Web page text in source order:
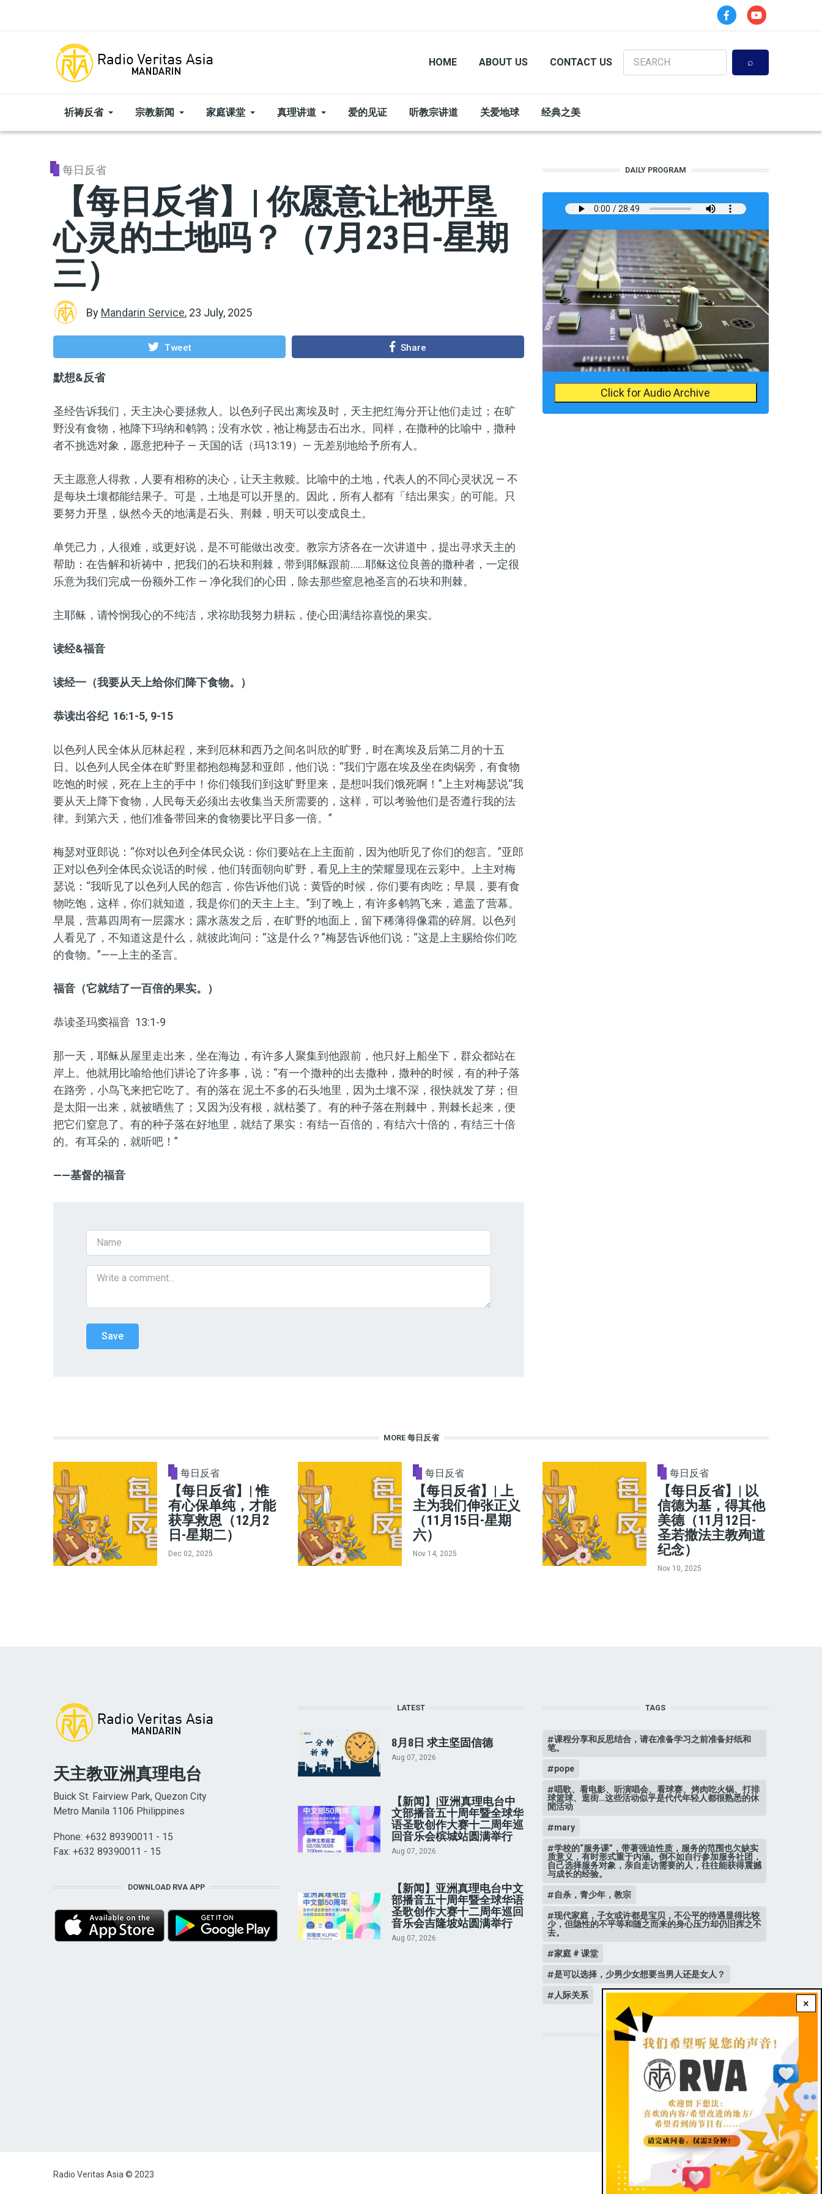
HOME ABOUT US CONTACT US
Search
祈祷反省 宗教新闻 家庭课堂 真理讲道 爱的见证 听教宗讲道 关爱地球 经典之美
每日反省
【每日反省】| 你愿意让祂开垦
心灵的土地吗？（7月23日-星期
三）
By Mandarin Service, 23 July, 2025
Tweet Share
默想&反省
圣经告诉我们，天主决心要拯救人。以色列子民出离埃及时，天主把红海分开让他们走过；在旷
野没有食物，祂降下玛纳和鹌鹑；没有水饮，祂让梅瑟击石出水。同样，在撒种的比喻中，撒种
者不挑选对象，愿意把种子 — 天国的话（玛13:19）— 无差别地给予所有人。
天主愿意人得救，人要有相称的决心，让天主救赎。比喻中的土地，代表人的不同心灵状况 — 不
是每块土壤都能结果子。可是，土地是可以开垦的。因此，所有人都有「结出果实」的可能。只
要努力开垦，纵然今天的地满是石头、荆棘，明天可以变成良土。
单凭己力，人很难，或更好说，是不可能做出改变。教宗方济各在一次讲道中，提出寻求天主的
帮助：在告解和祈祷中，把我们的石块和荆棘，带到耶稣跟前……耶稣这位良善的撒种者，一定很
乐意为我们完成一份额外工作 — 净化我们的心田，除去那些窒息祂圣言的石块和荆棘。
主耶稣，请怜悯我心的不纯洁，求祢助我努力耕耘，使心田满结祢喜悦的果实。
读经&福音
读经一（我要从天上给你们降下食物。）
恭读出谷纪 16:1-5, 9-15
以色列人民全体从厄林起程，来到厄林和西乃之间名叫欣的旷野，时在离埃及后第二月的十五
日。以色列人民全体在旷野里都抱怨梅瑟和亚郎，他们说：“我们宁愿在埃及坐在肉锅旁，有食物
吃饱的时候，死在上主的手中！你们领我们到这旷野里来，是想叫我们饿死啊！”上主对梅瑟说“我
要从天上降下食物，人民每天必须出去收集当天所需要的，这样，可以考验他们是否遵行我的法
律。到第六天，他们准备带回来的食物要比平日多一倍。”
梅瑟对亚郎说：“你对以色列全体民众说：你们要站在上主面前，因为他听见了你们的怨言。”亚郎
正对以色列全体民众说话的时候，他们转面朝向旷野，看见上主的荣耀显现在云彩中。上主对梅
瑟说：“我听见了以色列人民的怨言，你告诉他们说：黄昏的时候，你们要有肉吃；早晨，要有食
物吃饱，这样，你们就知道，我是你们的天主上主。”到了晚上，有许多鹌鹑飞来，遮盖了营幕。
早晨，营幕四周有一层露水；露水蒸发之后，在旷野的地面上，留下稀薄得像霜的碎屑。以色列
人看见了，不知道这是什么，就彼此询问：“这是什么？”梅瑟告诉他们说：“这是上主赐给你们吃
的食物。”——上主的圣言。
福音（它就结了一百倍的果实。）
恭读圣玛窦福音 13:1-9
那一天，耶稣从屋里走出来，坐在海边，有许多人聚集到他跟前，他只好上船坐下，群众都站在
岸上。他就用比喻给他们讲论了许多事，说：“有一个撒种的出去撒种，撒种的时候，有的种子落
在路旁，小鸟飞来把它吃了。有的落在 泥土不多的石头地里，因为土壤不深，很快就发了芽；但
是太阳一出来，就被晒焦了；又因为没有根，就枯萎了。有的种子落在荆棘中，荆棘长起来，便
把它们窒息了。有的种子落在好地里，就结了果实：有结一百倍的，有结六十倍的，有结三十倍
的。有耳朵的，就听吧！”
——基督的福音
DAILY PROGRAM
Click for Audio Archive
MORE 每日反省
每日反省
【每日反省】| 惟
有心保单纯，才能
获享救恩（12月2
日-星期二）
Dec 02, 2025
每日反省
【每日反省】| 上
主为我们伸张正义
（11月15日-星期
六）
Nov 14, 2025
每日反省
【每日反省】| 以
信德为基，得其他
美德（11月12日-
圣若撒法主教殉道
纪念）
Nov 10, 2025
×
天主教亚洲真理电台
Buick St. Fairview Park, Quezon City
Metro Manila 1106 Philippines
Phone: +632 89390011 - 15
Fax: +632 89390011 - 15
DOWNLOAD RVA APP
LATEST
8月8日 求主坚固信德
Aug 07, 2026
【新闻】|亚洲真理电台中
文部播音五十周年暨全球华
语圣歌创作大赛十二周年巡
回音乐会槟城站圆满举行
Aug 07, 2026
【新闻】亚洲真理电台中文
部播音五十周年暨全球华语
圣歌创作大赛十二周年巡回
音乐会吉隆坡站圆满举行
Aug 07, 2026
TAGS
课程分享和反思结合，请在准备学习之前准备好纸和
笔。
pope
唱歌、看电影、听演唱会、看球赛、烤肉吃火锅、打排
球篮球、逛街…这些活动似乎是代代年轻人都很熟悉的休
閒活动
mary
学校的“服务课”，带著强迫性质，服务的范围也欠缺实
质意义，有时形式重于内涵。倒不如自行参加服务社团，
自己选择服务对象，亲自走访需要的人，往往能获得震撼
与成长的经验。
自杀，青少年，教宗
现代家庭，子女或许都是宝贝，不公平的待遇显得比较
少，但隐性的不平等和随之而来的身心压力却仍旧挥之不
去。
家庭 # 课堂
是可以选择，少男少女想要当男人还是女人？
人际关系
STAY CONNECTED WITH US!
Radio Veritas Asia © 2023
FOOTER
Contact Us Dark theme